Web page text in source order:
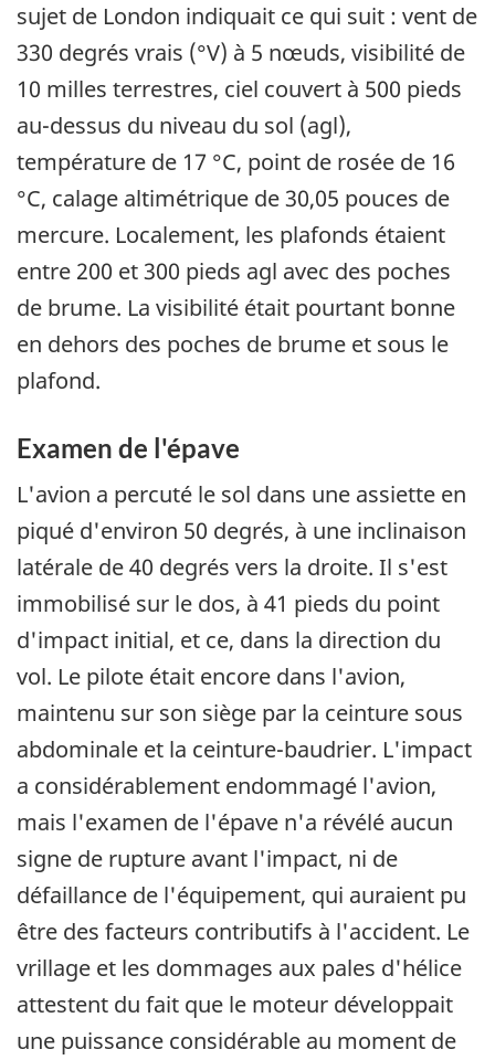
sujet de London indiquait ce qui suit : vent de
330 degrés vrais (°V) à 5 nœuds, visibilité de
10 milles terrestres, ciel couvert à 500 pieds
au-dessus du niveau du sol (agl),
température de 17 °C, point de rosée de 16
°C, calage altimétrique de 30,05 pouces de
mercure. Localement, les plafonds étaient
entre 200 et 300 pieds agl avec des poches
de brume. La visibilité était pourtant bonne
en dehors des poches de brume et sous le
plafond.
Examen de l'épave
L'avion a percuté le sol dans une assiette en
piqué d'environ 50 degrés, à une inclinaison
latérale de 40 degrés vers la droite. Il s'est
immobilisé sur le dos, à 41 pieds du point
d'impact initial, et ce, dans la direction du
vol. Le pilote était encore dans l'avion,
maintenu sur son siège par la ceinture sous
abdominale et la ceinture-baudrier. L'impact
a considérablement endommagé l'avion,
mais l'examen de l'épave n'a révélé aucun
signe de rupture avant l'impact, ni de
défaillance de l'équipement, qui auraient pu
être des facteurs contributifs à l'accident. Le
vrillage et les dommages aux pales d'hélice
attestent du fait que le moteur développait
une puissance considérable au moment de